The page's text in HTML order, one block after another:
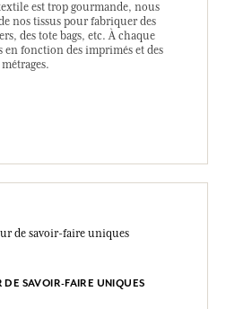
est trop gourmande, nous
nos tissus pour fabriquer des
des tote bags, etc. À chaque
fonction des imprimés et des
métrages.
DE SAVOIR-FAIRE UNIQUES